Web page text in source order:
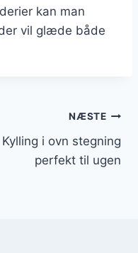
kan man
vil glæde både
NÆSTE
Kylling i ovn stegning
perfekt til ugen